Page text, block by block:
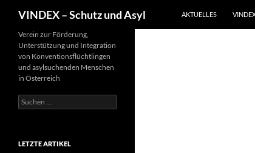
Zum
Inhalt
springen
VINDEX – Schutz und Asyl AKTUELLES
Verein zur Förderung,
Unterstützung und Integration
von Konventionsflüchtlingen
und asylsuchenden Menschen
in Österreich
Suchen
nach:
LETZTE ARTIKEL